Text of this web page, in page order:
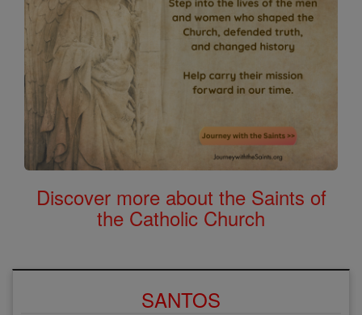
Discover more about the Saints of
the Catholic Church
SANTOS